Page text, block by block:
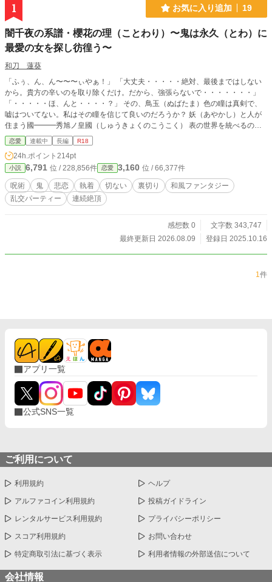
1 お気に入り追加 19
闇千夜の系譜・櫻花の理（ことわり）〜鬼は永久（とわ）に
最愛の女を探し彷徨う〜
和刀 蓮葵
「ふぅ、ん、ん〜〜〜ぃやぁ！」 「大丈夫・・・・・絶対、最後まではしない
から。貴方の辛いのを取り除くだけ。だから、強張らないで・・・・・・・」
「・・・・・ほ、んと・・・・？」 その、鳥玉（ぬばたま）色の瞳は真剣で、
嘘はついてない。私はその瞳を信じて良いのだろうか？ 妖（あやかし）と人が
住まう國━━━秀旭ノ皇國（しゅうきょくのこうこく） 表の世界を統べるのが
「天皇」なら、裏の世界を統べるのが「呪術師」 そして、呪術師のトップ「壬
生雀院」（みぶじゃくいん）家 その昔、都を恐怖と天災に襲わせた鬼「魔牙
津」（まがつ） その鬼を討ち滅ぼしたのが「壬生雀院」家の当主「邑雅」（む
らまさ） だが、完全に討ち滅ぼすことは出来なかった。 頭・両腕・上半身・右
足・左足と切り分け、其々を封印した。だが、両腕だけは封印が出来なかった。
その為、自分の両腕を斬り落とし、魔牙津の腕を己に付け封印した。━━━━━
それから、数百年 時は流れ、列強諸国に負けんじと我が国、秀旭ノ皇國は鎖国
が入り乱れる時代 一つの家は新たな当主を決めようとしていた。その家は「壬
生雀院」家 当主の血を引く子供は妾の子も全て呼ばれ、儀式に参加する。 だ
そして、今代・・・・・・すべての子が儀式に参加したが、当主にはなれなかっ
恋愛 連載中 長編 R18
24h.ポイント 214pt
小説 6,791 位 / 228,856件 恋愛 3,160 位 / 66,377件
呪術 鬼 悲恋 執着 切ない 裏切り
和風ファンタジー
乱交パーティー
連続絶頂
感想数 0
文字数 343,747
最終更新日 2026.08.09
登録日 2025.10.16
1件
アプリ一覧
公式SNS一覧
ご利用について
利用規約 ヘルプ
アルファコイン利用規約 投稿ガイドライン
レンタルサービス利用規約 プライバシーポリシー
スコア利用規約 お問い合わせ
特定商取引法に基づく表示 利用者情報の外部送信について
会社情報